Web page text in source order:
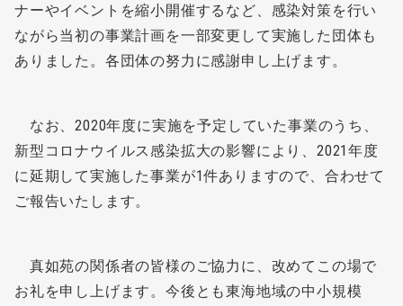
ナーやイベントを縮小開催するなど、感染対策を行い
ながら当初の事業計画を一部変更して実施した団体も
ありました。各団体の努力に感謝申し上げます。
なお、2020年度に実施を予定していた事業のうち、
新型コロナウイルス感染拡大の影響により、2021年度
に延期して実施した事業が1件ありますので、合わせて
ご報告いたします。
真如苑の関係者の皆様のご協力に、改めてこの場で
お礼を申し上げます。今後とも東海地域の中小規模